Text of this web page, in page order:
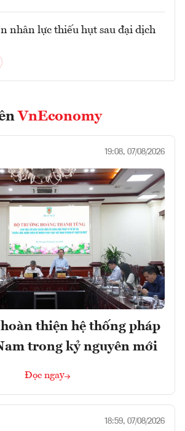
nhân lực thiếu hụt sau đại dịch
VnEconomy
19:08, 07/08/2026
thiện hệ thống pháp
trong kỷ nguyên mới
Đọc ngay
18:59, 07/08/2026